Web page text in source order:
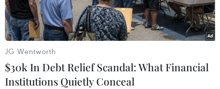
JG Wentworth
$30k In Debt Relief Scandal: What Financial
Institutions Quietly Conceal